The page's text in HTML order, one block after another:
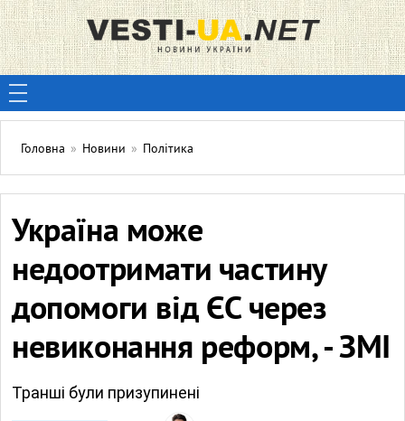
Головна » Новини » Політика
Україна може
недоотримати частину
допомоги від ЄС через
невиконання реформ, - ЗМІ
Транші були призупинені